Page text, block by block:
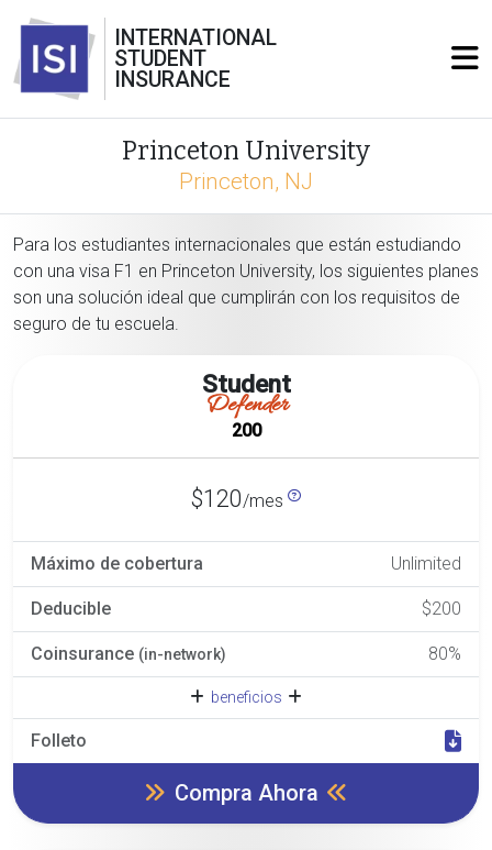
INTERNATIONAL
STUDENT
INSURANCE
Princeton University
Princeton, NJ
Para los estudiantes internacionales que están estudiando
con una visa F1 en Princeton University, los siguientes planes
son una solución ideal que cumplirán con los requisitos de
seguro de tu escuela.
Student
Defender
200
$120/mes
Máximo de cobertura Unlimited
Deducible $200
Coinsurance (in-network) 80%
beneficios
Folleto
Compra Ahora